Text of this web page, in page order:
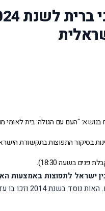
פרס לעיתונאות של המרכז
"העם עם הגולה: בית לאומי
ישראל לתפוצות באמצעות
האות נוסד בשנת